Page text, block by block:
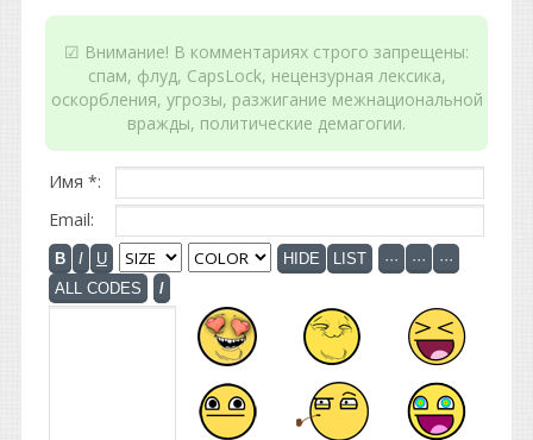
☑ Внимание! В комментариях строго запрещены:
спам, флуд, CapsLock, нецензурная лексика,
оскорбления, угрозы, разжигание межнациональной
вражды, политические демагогии.
Имя *:
Email: